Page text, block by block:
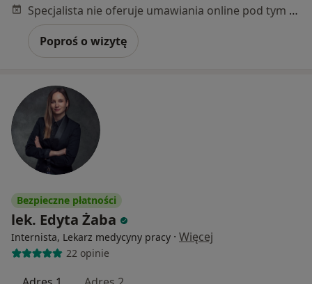
Specjalista nie oferuje umawiania online pod tym adresem.
Poproś o wizytę
Bezpieczne płatności
lek. Edyta Żaba
Internista, Lekarz medycyny pracy · Więcej
22 opinie